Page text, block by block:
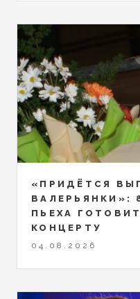
«ПРИДЁТСЯ
ВАЛЕРЬЯНКИ»:
ПЬЕХА
КОНЦЕРТУ
04.08.2026